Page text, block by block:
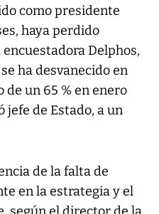
como presidente
haya perdido
Delphos,
ha desvanecido en
de un 65 % en enero
jefe de Estado, a un
de la falta de
en la estrategia y el